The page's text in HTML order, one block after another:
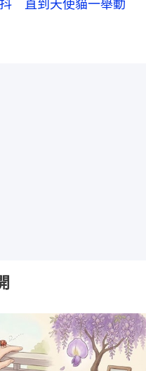
直到天使貓一舉動